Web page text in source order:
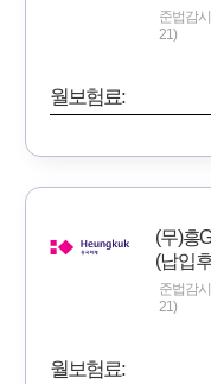
준법감
21)
월보험료:
(무)흥
(납입
준법감
21)
월보험료: